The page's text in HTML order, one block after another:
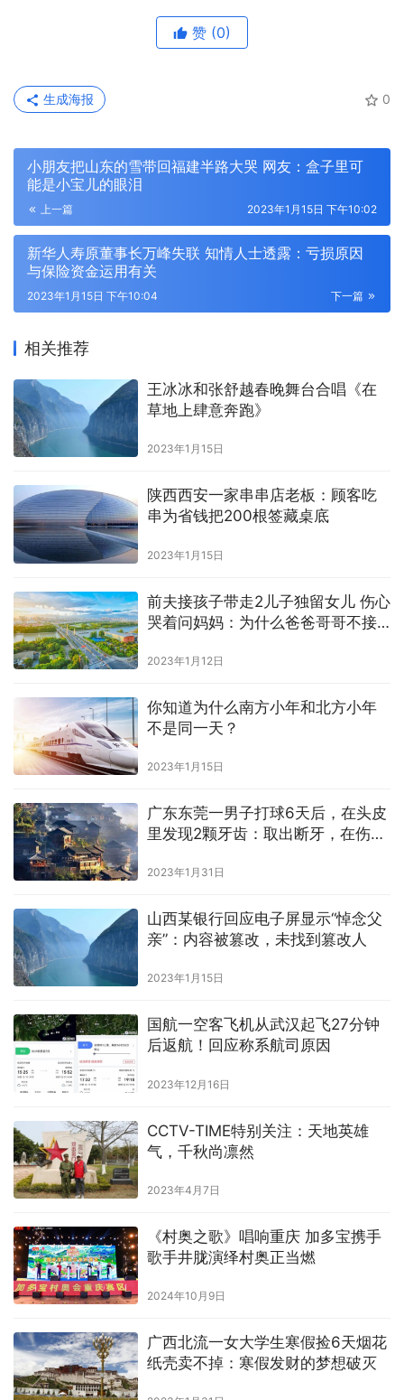
赞 (0)
0
生成海报
小朋友把山东的雪带回福建半路大哭 网友：盒子里可
能是小宝儿的眼泪
上一篇 2023年1月15日 下午10:02
新华人寿原董事长万峰失联 知情人士透露：亏损原因
与保险资金运用有关
下一篇
2023年1月15日 下午10:04
相关推荐
王冰冰和张舒越春晚舞台合唱《在
草地上肆意奔跑》
2023年1月15日
陕西西安一家串串店老板：顾客吃
串为省钱把200根签藏桌底
2023年1月15日
前夫接孩子带走2儿子独留女儿 伤心
哭着问妈妈：为什么爸爸哥哥不接
2023年1月12日
你知道为什么南方小年和北方小年
不是同一天？
2023年1月15日
广东东莞一男子打球6天后，在头皮
里发现2颗牙齿：取出断牙，在伤口
2023年1月31日
山西某银行回应电子屏显示“悼念父
亲”：内容被篡改，未找到篡改人
2023年1月15日
国航一空客飞机从武汉起飞27分钟
后返航！回应称系航司原因
2023年12月16日
CCTV-TIME特别关注：天地英雄
气，千秋尚凛然
2023年4月7日
《村奥之歌》唱响重庆 加多宝携手
歌手井胧演绎村奥正当燃
2024年10月9日
广西北流一女大学生寒假捡6天烟花
纸壳卖不掉：寒假发财的梦想破灭